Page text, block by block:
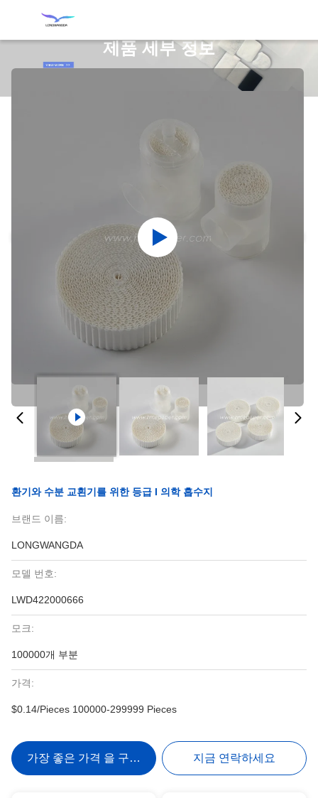
제품 세부 정보
환기와 수분 교횐기를 위한 등급 I 의학 흡수지
브랜드 이름:
LONGWANGDA
모델 번호:
LWD422000666
모크:
100000개 부분
가격:
$0.14/Pieces 100000-299999 Pieces
가장 좋은 가격 을 구하라 지금 연락하세요